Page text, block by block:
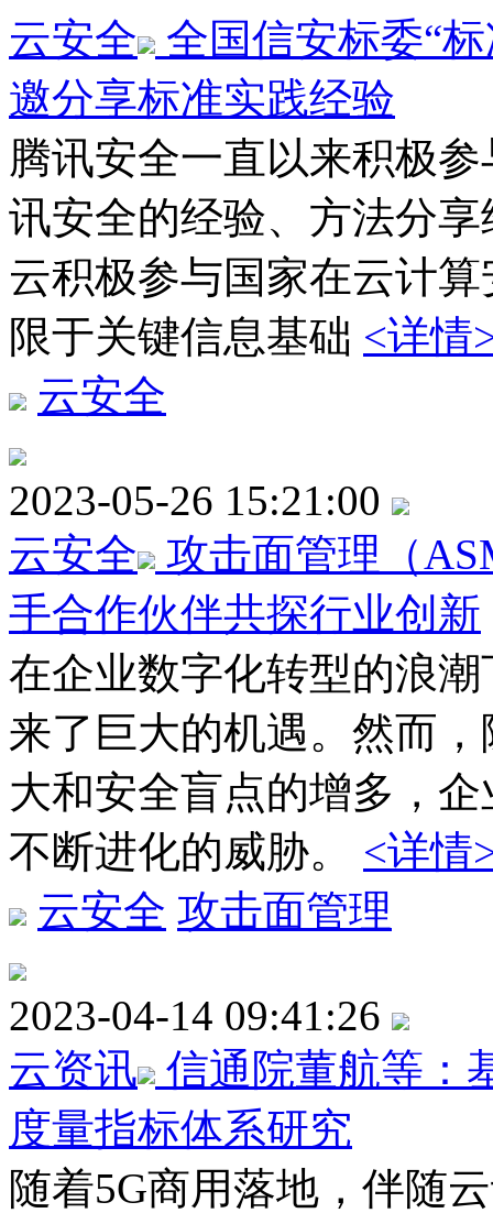
云安全
全国信安标委“
邀分享标准实践经验
腾讯安全一直以来积极
讯安全的经验、方法分
云积极参与国家在云计
限于关键信息基础 <详情
云安全
2023-05-26 15:21:00
云安全
攻击面管理（
手合作伙伴共探行业创新
在企业数字化转型的浪
来了巨大的机遇。然而
大和安全盲点的增多，
不断进化的威胁。
<详情
云安全 攻击面管理
2023-04-14 09:41:26
云资讯
信通院董航等：
度量指标体系研究
随着5G商用落地，伴随